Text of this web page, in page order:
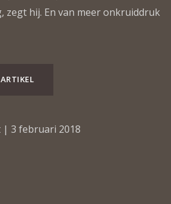
zegt hij. En van meer onkruiddruk
| 3 februari 2018